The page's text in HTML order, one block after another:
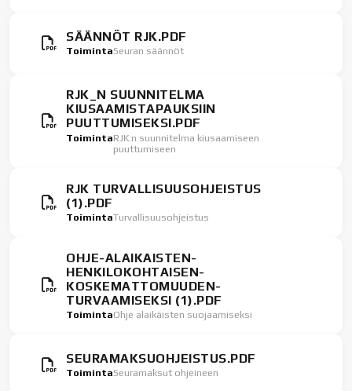
SÄÄNNÖT RJK.PDF
ToimintaSeuran säännöt
RJK_N SUUNNITELMA
KIUSAAMISTAPAUKSIIN
PUUTTUMISEKSI.PDF
ToimintaRJK:n suunnitelma kiusaamiseen
puuttumiseen
RJK TURVALLISUUSOHJEISTUS
(1).PDF
ToimintaTurvallisuusohjeistus
OHJE-ALAIKAISTEN-
HENKILOKOHTAISEN-
KOSKEMATTOMUUDEN-
TURVAAMISEKSI (1).PDF
ToimintaOhje alaikäisten suojaamiseksi
SEURAMAKSUOHJEISTUS.PDF
ToimintaSeuramaksut ohjeineen